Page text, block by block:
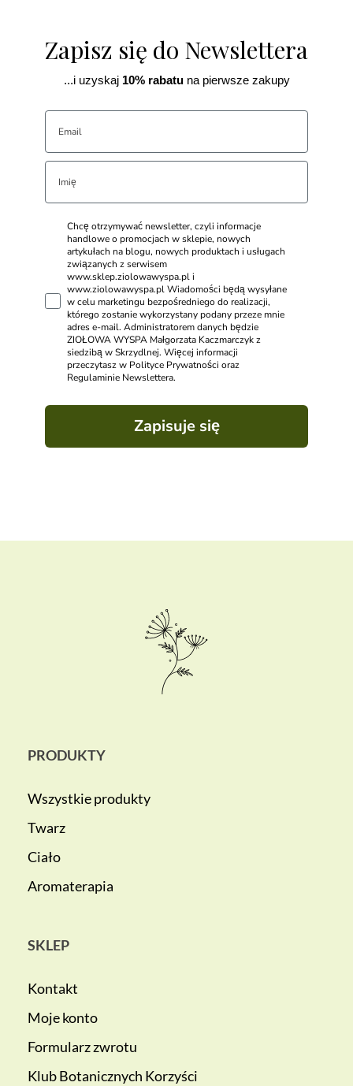
Zapisz się do Newslettera
...i uzyskaj10% rabatuna pierwsze zakupy
Chcę otrzymywać newsletter, czyli informacje
handlowe o promocjach w sklepie, nowych
artykułach na blogu, nowych produktach i usługach
związanych z serwisem
www.sklep.ziolowawyspa.pl i
www.ziolowawyspa.pl Wiadomości będą wysyłane
w celu marketingu bezpośredniego do realizacji,
którego zostanie wykorzystany podany przeze mnie
adres e-mail. Administratorem danych będzie
ZIOŁOWA WYSPA Małgorzata Kaczmarczyk z
siedzibą w Skrzydlnej. Więcej informacji
przeczytasz w Polityce Prywatności oraz
Regulaminie Newslettera.
Zapisuje się
PRODUKTY
Wszystkie produkty
Twarz
Ciało
Aromaterapia
SKLEP
Kontakt
Moje konto
Formularz zwrotu
Klub Botanicznych Korzyści